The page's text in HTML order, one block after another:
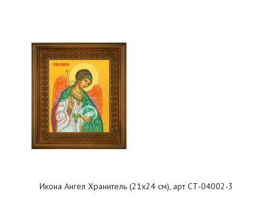
Икона Ангел Хранитель (21х24 см), арт СТ-04002-3